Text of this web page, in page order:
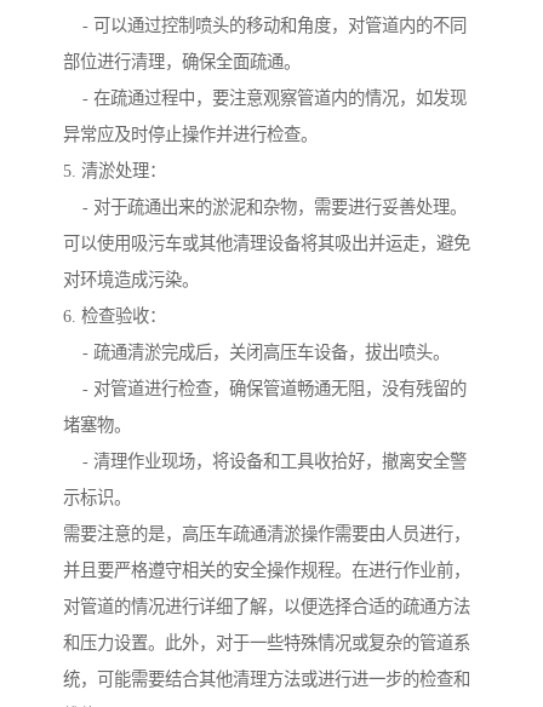
- 可以通过控制喷头的移动和角度，对管道内的不同
部位进行清理，确保全面疏通。
- 在疏通过程中，要注意观察管道内的情况，如发现
异常应及时停止操作并进行检查。
5. 清淤处理：
- 对于疏通出来的淤泥和杂物，需要进行妥善处理。
可以使用吸污车或其他清理设备将其吸出并运走，避免
对环境造成污染。
6. 检查验收：
- 疏通清淤完成后，关闭高压车设备，拔出喷头。
- 对管道进行检查，确保管道畅通无阻，没有残留的
堵塞物。
- 清理作业现场，将设备和工具收拾好，撤离安全警
示标识。
需要注意的是，高压车疏通清淤操作需要由人员进行，
并且要严格遵守相关的安全操作规程。在进行作业前，
对管道的情况进行详细了解，以便选择合适的疏通方法
和压力设置。此外，对于一些特殊情况或复杂的管道系
统，可能需要结合其他清理方法或进行进一步的检查和